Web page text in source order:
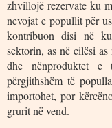
zhvillojë rezervate ku
nevojat e popullit për
kontribuon disi në
sektorin, as në cilësi
dhe nënproduktet
përgjithshëm të
importohet, por
grurit në vend.